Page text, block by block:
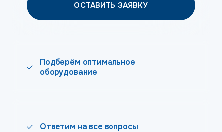
ОСТАВИТЬ ЗАЯВКУ
Подберём оптимальное
оборудование
Ответим на все вопросы